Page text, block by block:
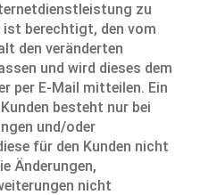
zu
ist berechtigt, den vom
den veränderten
und wird dieses dem
per E-Mail mitteilen. Ein
besteht nur bei
und/oder
für den Kunden nicht
Änderungen,
nicht